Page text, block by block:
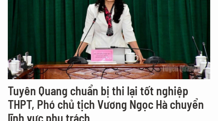
Tuyên Quang chuẩn bị thi lại tốt nghiệp
THPT, Phó chủ tịch Vương Ngọc Hà chuyển
lĩnh vực phụ trách